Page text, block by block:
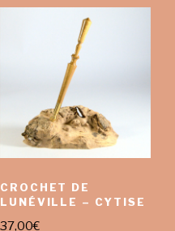
CROCHET DE
LUNÉVILLE – CYTISE
37,00€